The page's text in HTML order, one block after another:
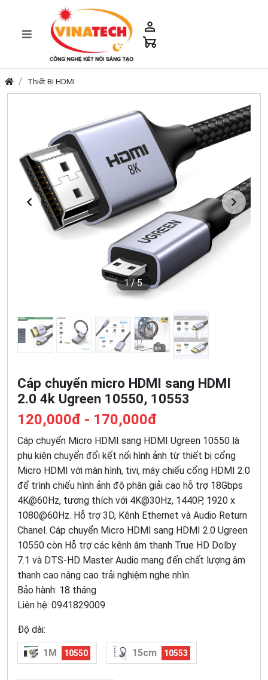
Thiết Bị HDMI
1/5
Cáp chuyển micro HDMI sang HDMI
2.0 4k Ugreen 10550, 10553
120,000đ - 170,000đ
Cáp chuyển Micro HDMI sang HDMI Ugreen 10550 là
phụ kiện chuyển đổi kết nối hình ảnh từ thiết bị cổng
Micro HDMI với màn hình, tivi, máy chiếu cổng HDMI 2.0
để trình chiếu hình ảnh độ phân giải cao hỗ trợ 18Gbps
4K@60Hz, tương thích với 4K@30Hz, 1440P, 1920 x
1080@60Hz. Hỗ trợ 3D, Kênh Ethernet và Audio Return
Chanel. Cáp chuyển Micro HDMI sang HDMI 2.0 Ugreen
10550 còn Hỗ trợ các kênh âm thanh True HD Dolby
7.1 và DTS-HD Master Audio mang đến chất lượng âm
thanh cao nâng cao trải nghiệm nghe nhìn.
Bảo hành: 18 tháng
Liên hệ: 0941829009
Độ dài:
1M 10550 15cm 10553